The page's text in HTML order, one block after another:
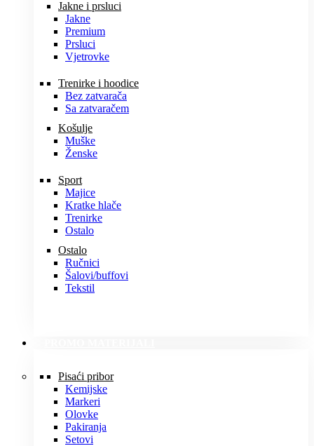
Jakne i prsluci
Jakne
Premium
Prsluci
Vjetrovke
Trenirke i hoodice
Bez zatvarača
Sa zatvaračem
Košulje
Muške
Ženske
Sport
Majice
Kratke hlače
Trenirke
Ostalo
Ostalo
Ručnici
Šalovi/buffovi
Tekstil
Pisaći pribor
Kemijske
Markeri
Olovke
Pakiranja
Setovi